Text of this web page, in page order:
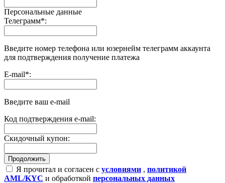
Персональные данные
Телеграмм*:
Введите номер телефона или юзернейм телеграмм аккаунта
для подтверждения получение платежа
E-mail*:
Введите ваш e-mail
Код подтверждения e-mail:
Скидочный купон:
Я прочитал и согласен с условиями , политикой
AML/KYC и обработкой персональных данных